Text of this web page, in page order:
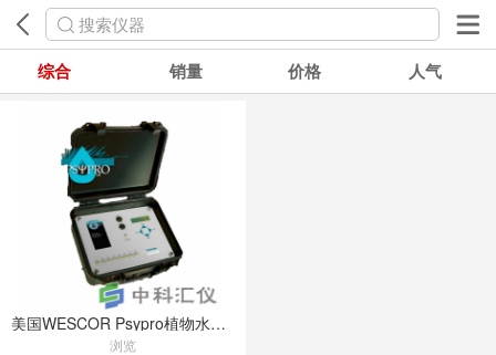
搜索仪器
综合 销量 价格 人气
美国WESCOR Psypro植物水势仪
浏览